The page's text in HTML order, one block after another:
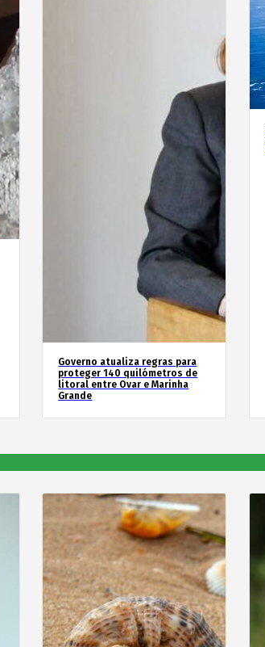
Governo atualiza regras para
proteger 140 quilómetros de
litoral entre Ovar e Marinha
Grande